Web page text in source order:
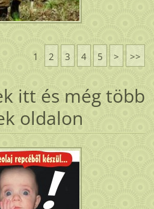
1 2 3 4 5 > >>
itt és még több
oldalon